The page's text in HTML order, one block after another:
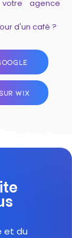
agence
d'un café ?
WIX
et du